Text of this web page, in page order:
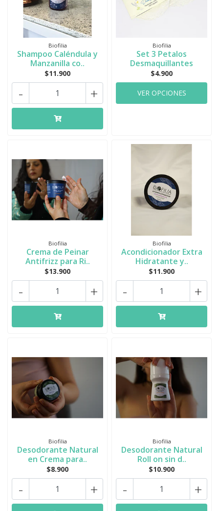
Biofilia
Shampoo Caléndula y
Manzanilla co..
$11.900
+
-
Biofilia
Set 3 Petalos
Desmaquillantes
$4.900
VER OPCIONES
Biofilia
Crema de Peinar
Antifrizz para Ri..
$13.900
+
-
Biofilia
Acondicionador Extra
Hidratante y..
$11.900
+
-
Biofilia
Desodorante Natural
en Crema para..
$8.900
+
-
Biofilia
Desodorante Natural
Roll on sin d..
$10.900
+
-